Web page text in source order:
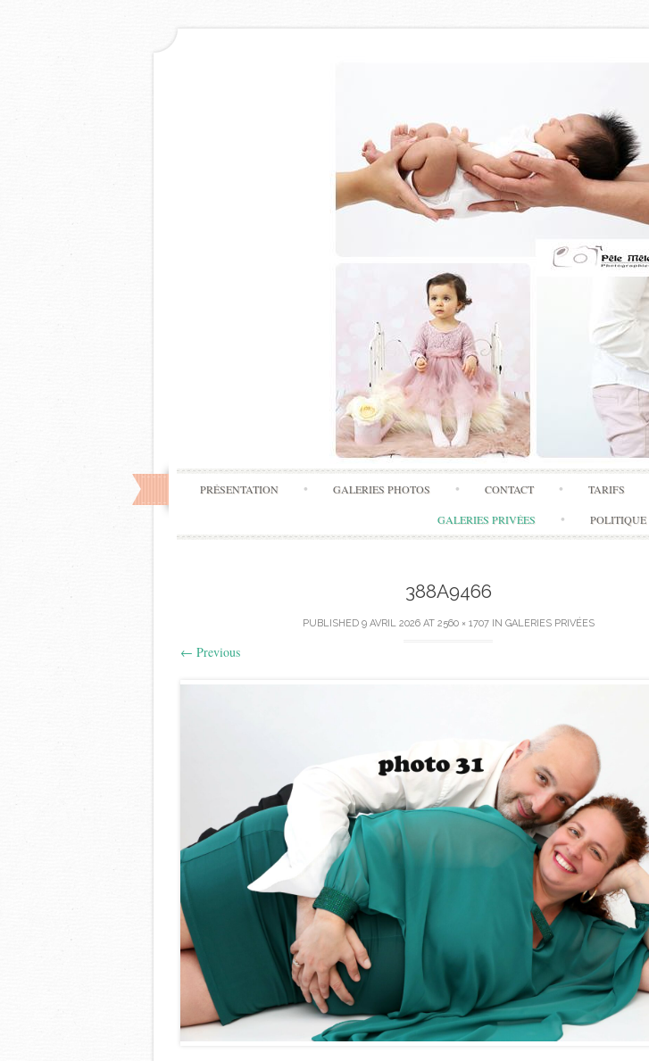
Skip
to
content
PRÉSENTATION GALERIES PHOTOS CONTACT TARIFS
GALERIES PRIVÉES
388A9466
PUBLISHED 9 AVRIL 2026AT 2560 × 1707IN GALERIES PRIVÉES
← Previous